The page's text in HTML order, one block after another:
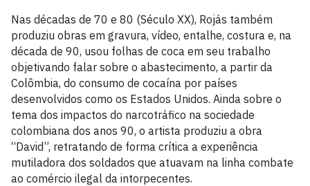
Nas décadas de 70 e 80 (Século XX), Rojás também
produziu obras em gravura, vídeo, entalhe, costura e, na
década de 90, usou folhas de coca em seu trabalho
objetivando falar sobre o abastecimento, a partir da
Colômbia, do consumo de cocaína por países
desenvolvidos como os Estados Unidos. Ainda sobre o
tema dos impactos do narcotráfico na sociedade
colombiana dos anos 90, o artista produziu a obra
“David”, retratando de forma crítica a experiência
mutiladora dos soldados que atuavam na linha combate
ao comércio ilegal da intorpecentes.